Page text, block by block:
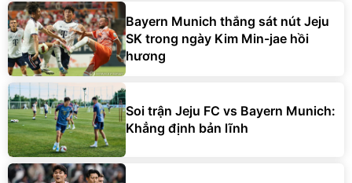
Bayern Munich thắng sát nút Jeju
SK trong ngày Kim Min-jae hồi
hương
Soi trận Jeju FC vs Bayern Munich:
Khẳng định bản lĩnh